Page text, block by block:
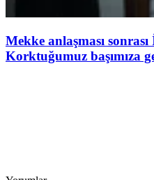
Mekke anlaşması
Korktuğumuz başımıza